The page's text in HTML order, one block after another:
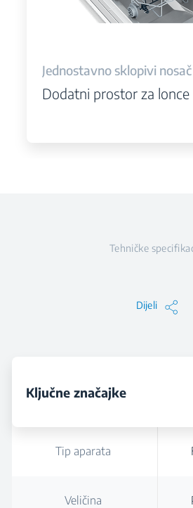
Jednostavno sklopivi
Dodatni prostor za lonce
Tehničke
Dijeli
Ključne značajke
Tip aparata
Veličina